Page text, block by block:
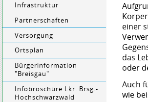
Infrastruktur
Partnerschaften
Versorgung
Ortsplan
Bürgerinformation
"Breisgau"
Infobroschüre Lkr. Brsg.-
Hochschwarzwald
einer
das
oder
Auch
wie